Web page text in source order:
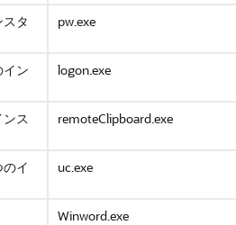
タ
pw.exe
ン
logon.exe
ス
remoteClipboard.exe
イ
uc.exe
Winword.exe